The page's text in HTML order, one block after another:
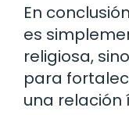
En
es
religiosa,
para
una relación